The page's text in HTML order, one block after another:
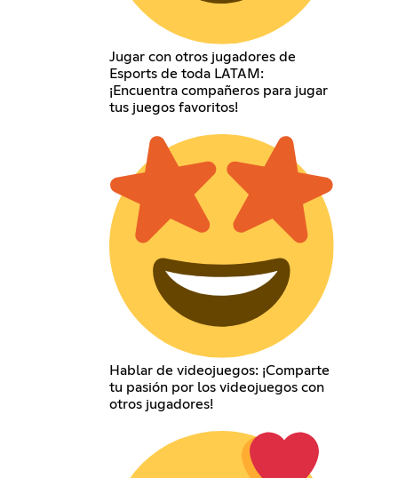
Jugar con otros jugadores de
Esports de toda LATAM:
¡Encuentra compañeros para jugar
tus juegos favoritos!
Hablar de videojuegos: ¡Comparte
tu pasión por los videojuegos con
otros jugadores!